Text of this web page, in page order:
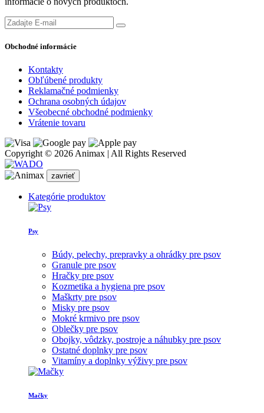
Obchodné informácie
Kontakty
Obľúbené produkty
Reklamačné podmienky
Ochrana osobných údajov
Všeobecné obchodné podmienky
Vrátenie tovaru
Copyright © 2026 Animax | All Rights Reserved
zavrieť
Kategórie produktov
Psy
Búdy, pelechy, prepravky a ohrádky pre psov
Granule pre psov
Hračky pre psov
Kozmetika a hygiena pre psov
Maškrty pre psov
Misky pre psov
Mokré krmivo pre psov
Oblečky pre psov
Obojky, vôdzky, postroje a náhubky pre psov
Ostatné doplnky pre psov
Vitamíny a doplnky výživy pre psov
Mačky